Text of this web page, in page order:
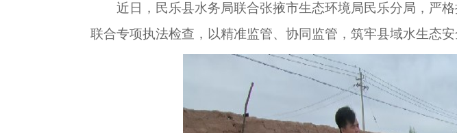
近日，民乐县水务局联合张掖市生态环境局民乐分局，严格
联合专项执法检查，以精准监管、协同监管，筑牢县域水生态安